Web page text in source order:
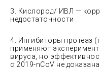
3. Кислород/ ИВЛ —
недостаточности
4. Ингибиторы протеаз
применяют
вируса, но
с 2019-nCoV не доказана.